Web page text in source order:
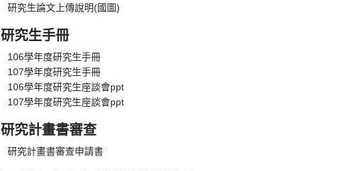
研究生論文上傳說明(國圖)
研究生手冊
106學年度研究生手冊
107學年度研究生手冊
106學年度研究生座談會ppt
107學年度研究生座談會ppt
研究計畫書審查
研究計畫書審查申請書